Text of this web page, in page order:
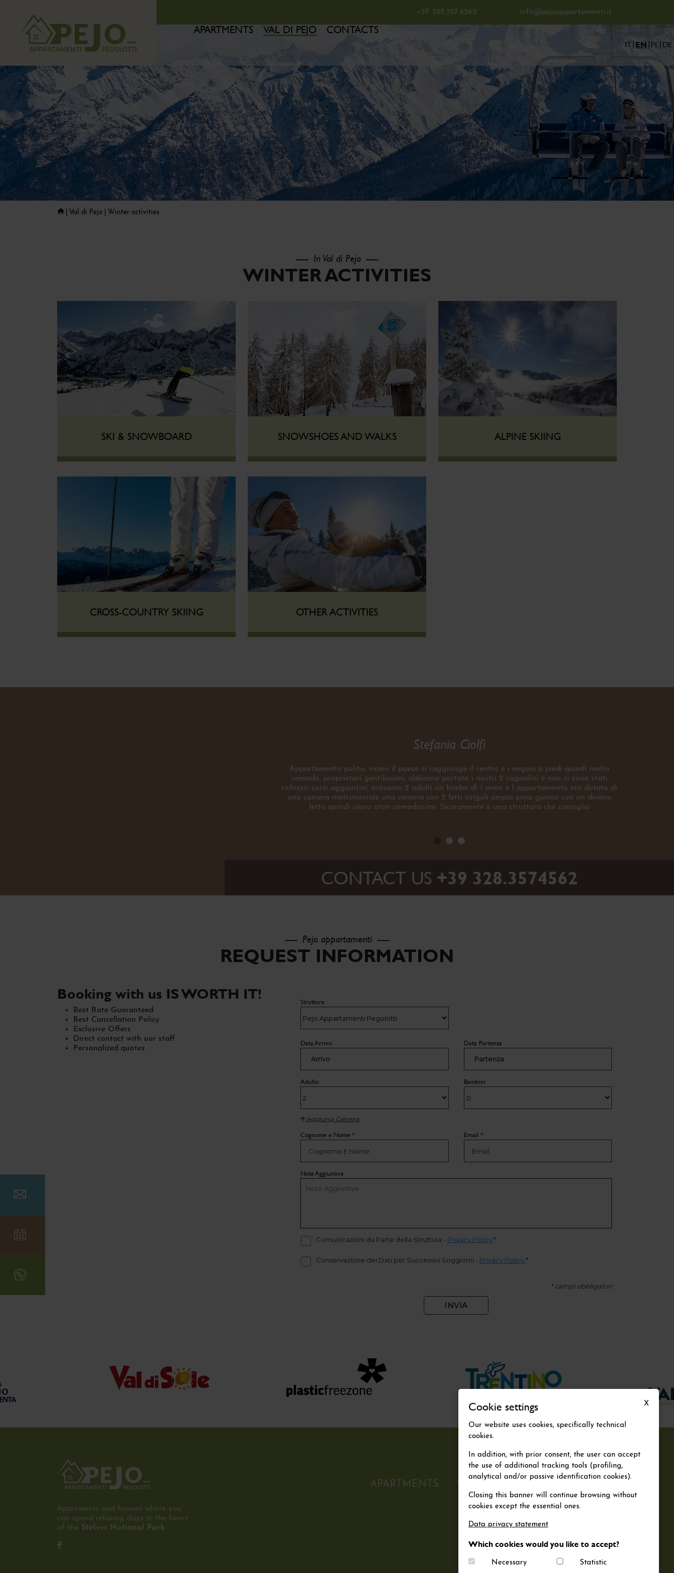
+39 328.357.4562 info@pejoappartamenti.it
APARTMENTS VAL DI PEJO CONTACTS
IT EN PL DE
Val di Pejo Winter activities
In Val di Pejo
WINTER ACTIVITIES
SKI & SNOWBOARD SNOWSHOES AND WALKS ALPINE SKIING
CROSS-COUNTRY SKIING OTHER ACTIVITIES
Stefania Ciolfi
Appartamento pulito, vicino il paese si raggiunge il centro e i negozi a piedi quindi molto
comodo, proprietari gentilissimi, abbiamo portato i nostri 2 cagnolini e non ci sono stati
richiesti costi aggiuntivi, eravamo 2 adulti un bimbo di 1 anno e l appartamento era dotato di
una camera matrimoniale una camera con 2 letti singoli ampia zona giorno con un divano
letto quindi siano stati comodissimi. Sicuramente è una struttura che consiglio
CONTACT US +39 328.3574562
Pejo appartamenti
REQUEST INFORMATION
Booking with us IS WORTH IT!
Best Rate Guaranteed
Best Cancellation Policy
Exclusive Offers
Direct contact with our staff
Personalized quotes
Struttura
Data Arrivo
Arrivo
Data Partenza
Partenza
Adulto Bambini
Aggiungi Camera
Cognome e Nome * Email *
Note Aggiuntive
Comunicazioni da Parte della Struttura - Privacy Policy*
Conservazione dei Dati per Successivi Soggiorni - Privacy Policy*
* campi obbligatori
INVIA
Apartments and houses where you
can spend relaxing days in the heart
of the Stelvio National Park
APARTMENTS VAL DI PEJO
PEJO APPARTAMENTI PEGOLOTTI
Via al Cercen, 27 (TN) Cogolo 38024
info@pejoappartamenti.it
X
Cookie settings
Our website uses cookies, specifically technical
cookies.
In addition, with prior consent, the user can accept
the use of additional tracking tools (profiling,
analytical and/or passive identification cookies).
Closing this banner will continue browsing without
cookies except the essential ones.
Data privacy statement
Which cookies would you like to accept?
Necessary Statistic